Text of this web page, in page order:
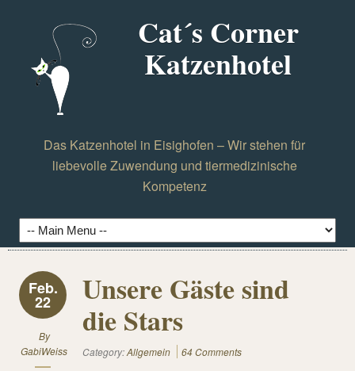
Cat´s Corner
Katzenhotel
Das Katzenhotel in Eisighofen – Wir stehen für
liebevolle Zuwendung und tiermedizinische
Kompetenz
Feb.
22
By
GabiWeiss
Unsere Gäste sind
die Stars
Category:Allgemein 64 Comments